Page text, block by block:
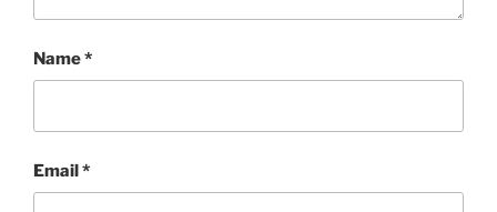
Name*
Email*